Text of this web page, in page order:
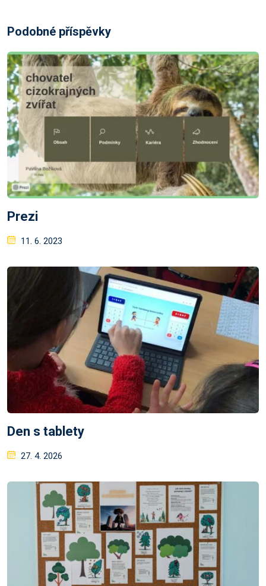
Podobné příspěvky
Prezi
Posted
11. 6. 2023
Den s tablety
Posted
27. 4. 2026